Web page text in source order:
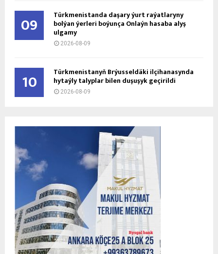
09 Türkmenistanda daşary ýurt raýatlaryny
bolýan ýerleri boýunça Onlaýn hasaba alyş
ulgamy
2026-08-09
10 Türkmenistanyň Brýusseldäki ilçihanasynda
hytaýly talyplar bilen duşuşyk geçirildi
2026-08-09